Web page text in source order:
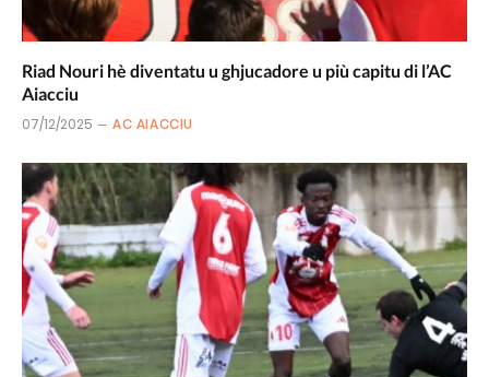
Riad Nouri hè diventatu u ghjucadore u più capitu di l’AC
Aiacciu
07/12/2025 AC AIACCIU